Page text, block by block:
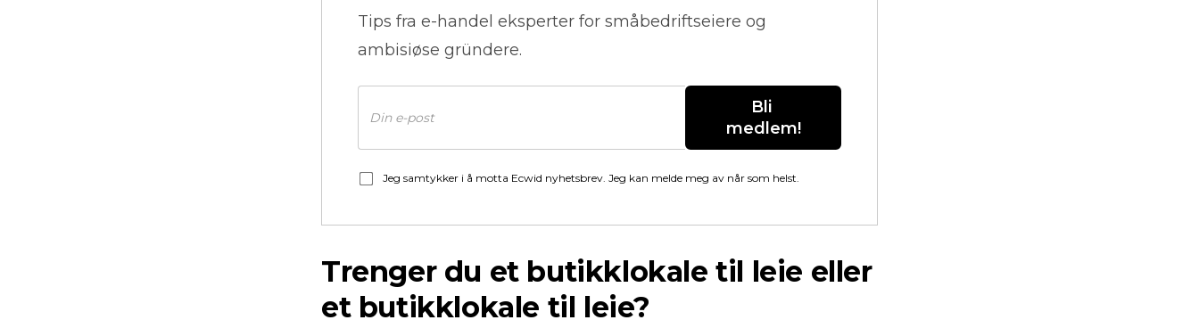
Tips fra e-handel eksperter for småbedriftseiere og
ambisiøse gründere.
Bli
medlem!
Jeg samtykker i å motta Ecwid nyhetsbrev. Jeg kan melde meg av når som helst.
Trenger du et butikklokale til leie eller
et butikklokale til leie?